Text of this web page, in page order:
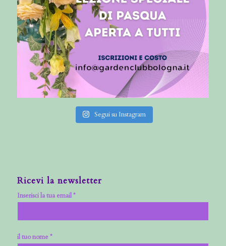
Segui su Instagram
Ricevi la newsletter
Inserisci la tua email *
il tuo nome *